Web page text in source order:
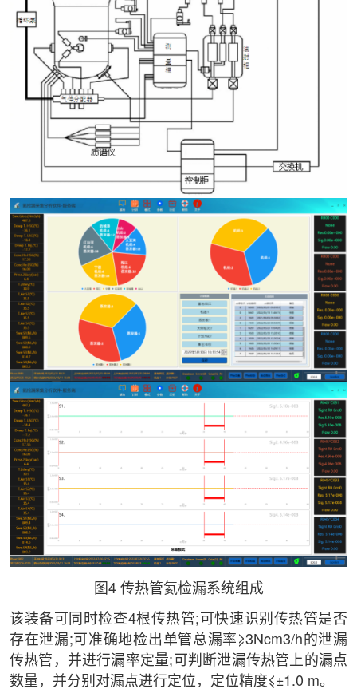
图4 传热管氦检漏系统组成
该装备可同时检查4根传热管;可快速识别传热管是否
存在泄漏;可准确地检出单管总漏率⩾3Ncm3/h的泄漏
传热管，并进行漏率定量;可判断泄漏传热管上的漏点
数量，并分别对漏点进行定位，定位精度⩽±1.0 m。